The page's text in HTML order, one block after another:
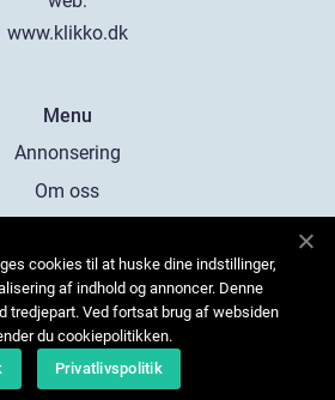
www.klikko.dk
Menu
Annonsering
Om oss
Kontakta oss
Sitemap
cookies til at huske dine indstillinger,
af indhold og annoncer. Denne
tredjepart. Ved fortsat brug af websiden
du cookiepolitikken.
Privatlivspolitik